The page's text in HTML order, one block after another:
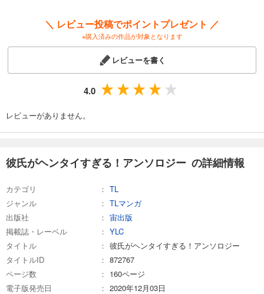
＼ レビュー投稿でポイントプレゼント ／
※購入済みの作品が対象となります
レビューを書く
4.0
レビューがありません。
彼氏がヘンタイすぎる！アンソロジー の詳細情報
カテゴリ
TL
ジャンル
TLマンガ
出版社
宙出版
掲載誌・レーベル
YLC
タイトル
彼氏がヘンタイすぎる！アンソロジー
タイトルID
872767
ページ数
160ページ
電子版発売日
2020年12月03日